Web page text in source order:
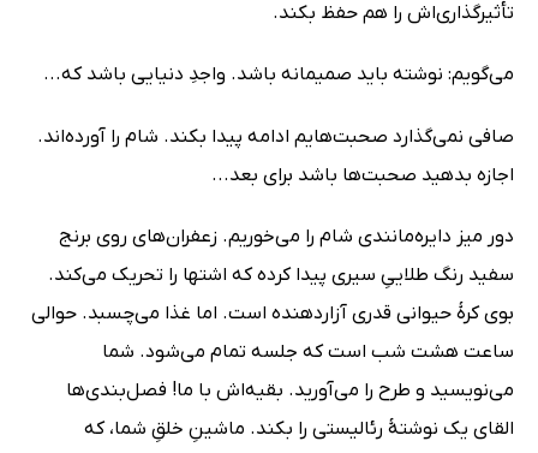
تأثیرگذاری‌اش را هم حفظ بکند.
می‌گویم: نوشته باید صمیمانه باشد. واجدِ دنیایی باشد که...
صافی نمی‌گذارد صحبت‌هایم ادامه پیدا بکند. شام را آورده‌اند.
اجازه بدهید صحبت‌ها باشد برای بعد...
دور میز دایره‌مانندی شام را می‌خوریم. زعفران‌های روی برنج
سفید رنگ طلاییِ سیری پیدا کرده که اشتها را تحریک می‌کند.
بوی کرۀ حیوانی قدری آزاردهنده است. اما غذا می‌چسبد. حوالی
ساعت هشت شب است که جلسه تمام می‌شود. شما
می‌نویسید و طرح را می‌آورید. بقیه‌اش با ما! فصل‌بندی‌ها
القای یک نوشتۀ رئالیستی را بکند. ماشینِ خلقِ شما، که